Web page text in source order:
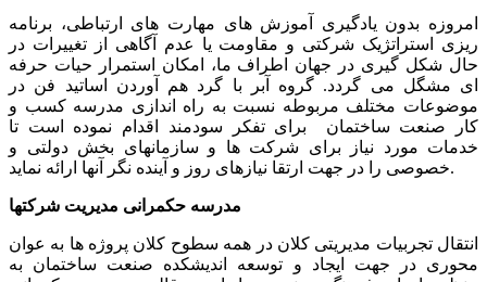
امروزه بدون یادگیری آموزش های مهارت های ارتباطی، برنامه
ریزی استراتژیک شرکتی و مقاومت یا عدم آگاهی از تغییرات در
حال شکل گیری در جهان اطراف ما، امکان استمرار حیات حرفه
ای مشگل می گردد. گروه آبر با گرد هم آوردن اساتید فن در
موضوعات مختلف مربوطه نسبت به راه اندازی مدرسه کسب و
کار صنعت ساختمان برای تفکر سودمند اقدام نموده است تا
خدمات مورد نیاز برای شرکت ها و سازمانهای بخش دولتی و
خصوصی را در جهت ارتقا نیازهای روز و آینده نگر آنها ارائه نماید.
مدرسه حکمرانی مدیریت شرکتها
انتقال تجربیات مدیریتی کلان در همه سطوح کلان پروژه ها به عوان
محوری در جهت ایجاد و توسعه اندیشکده صنعت ساختمان به